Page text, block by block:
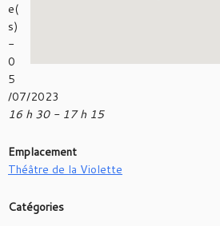
e(
s)
-
0
5
/07/2023
16 h 30 - 17 h 15
Emplacement
Théâtre de la Violette
Catégories